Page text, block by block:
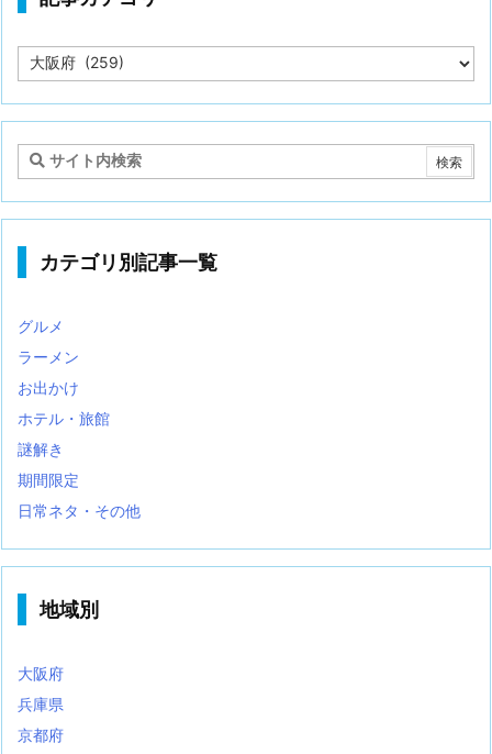
記
事
テ
リ
カテゴリ別記事一覧
グルメ
ラーメン
お出かけ
ホテル・旅館
謎解き
期間限定
日常ネタ・その他
地域別
大阪府
兵庫県
京都府